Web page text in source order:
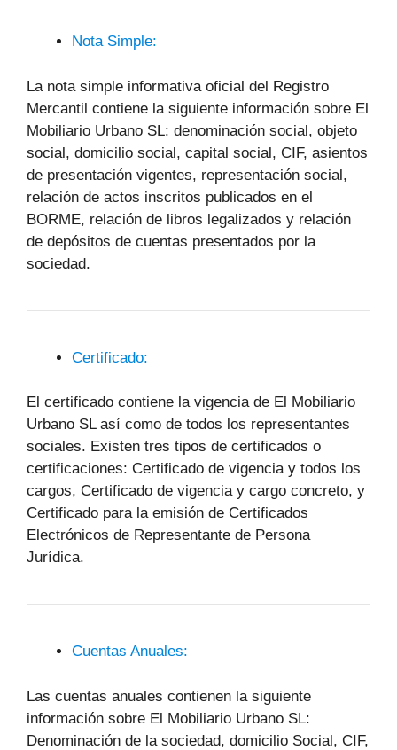
Nota Simple:
La nota simple informativa oficial del Registro
Mercantil contiene la siguiente información sobre El
Mobiliario Urbano SL: denominación social, objeto
social, domicilio social, capital social, CIF, asientos
de presentación vigentes, representación social,
relación de actos inscritos publicados en el
BORME, relación de libros legalizados y relación
de depósitos de cuentas presentados por la
sociedad.
Certificado:
El certificado contiene la vigencia de El Mobiliario
Urbano SL así como de todos los representantes
sociales. Existen tres tipos de certificados o
certificaciones: Certificado de vigencia y todos los
cargos, Certificado de vigencia y cargo concreto, y
Certificado para la emisión de Certificados
Electrónicos de Representante de Persona
Jurídica.
Cuentas Anuales:
Las cuentas anuales contienen la siguiente
información sobre El Mobiliario Urbano SL:
Denominación de la sociedad, domicilio Social, CIF,